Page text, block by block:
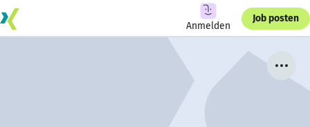
Anmelden
Job posten